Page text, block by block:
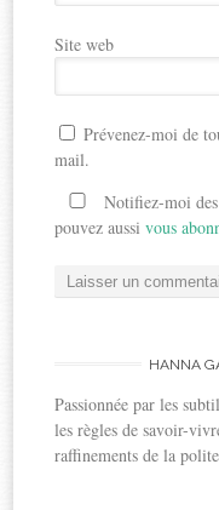
Site web
Prévenez-moi de
mail.
Notifiez-moi
pouvez aussivous
HANNA
Passionnée par les
les règles de savoir-
raffinements de la